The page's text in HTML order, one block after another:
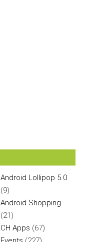
Android Lollipop 5.0
(9)
Android Shopping
(21)
CH Apps (67)